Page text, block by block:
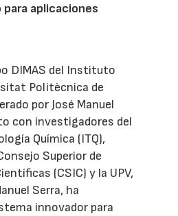
aplicaciones
DIMAS del Instituto
Politècnica de
por José Manuel
con investigadores del
Química (ITQ),
Superior de
(CSIC) y la UPV,
Serra, ha
innovador para